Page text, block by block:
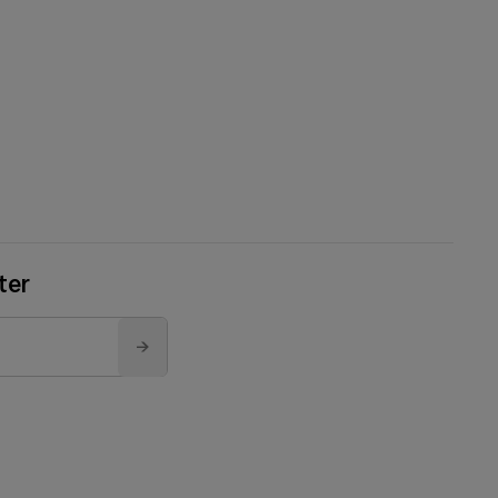
→
link. For more